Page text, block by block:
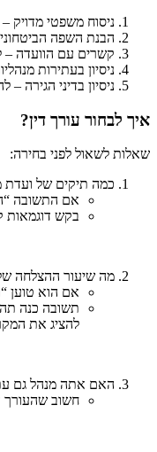
ניסוח משפטי מדויק
הבנת השפה
קשרים עם הוועדה –
ניסיון בעתירות
ניסיון בדיני הגירה –
איך לבחור עורך דין?
שאלות לשאול לפני בחירה:
כמה תיקים של ועדת
אם התשובה
בקש דוגמאות
מה שיעור ההצלחה
אם הוא טוען
תשובה כנה
להציג את
האם אתה מנהל גם
חשוב שהעורך